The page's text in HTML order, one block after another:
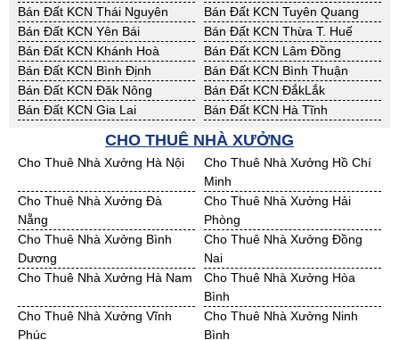
Bán Đất KCN Thái Nguyên
Bán Đất KCN Tuyên Quang
Bán Đất KCN Yên Bái
Bán Đất KCN Thừa T. Huế
Bán Đất KCN Khánh Hoà
Bán Đất KCN Lâm Đồng
Bán Đất KCN Bình Định
Bán Đất KCN Bình Thuận
Bán Đất KCN Đăk Nông
Bán Đất KCN ĐắkLắk
Bán Đất KCN Gia Lai
Bán Đất KCN Hà Tĩnh
Bán Đất KCN Nghệ An
Bán Đất KCN Ninh Thuận
Bán Đất KCN Phú Yên
Bán Đất KCN Quảng Bình
Bán Đất KCN Quảng Nam
Bán Đất KCN Quảng Ngãi
Bán Đất KCN Bà Rịa - VT
Bán Đất KCN Cần Thơ
Bán Đất KCN An Giang
Bán Đất KCN Bạc Liêu
Bán Đất KCN Bến Tre
Bán Đất KCN Bình Phước
Bán Đất KCN Cà Mau
Bán Đất KCN Đồng Tháp
Bán Đất KCN Hậu Giang
Bán Đất KCN Kiên Giang
Bán Đất KCN Long An
Bán Đất KCN Sóc Trăng
Bán Đất KCN Tây Ninh
Bán Đất KCN Tiền Giang
Bán Đất KCN Trà Vinh
CHO THUÊ NHÀ XƯỞNG
Cho Thuê Nhà Xưởng Hà Nội
Cho Thuê Nhà Xưởng Hồ Chí
Minh
Cho Thuê Nhà Xưởng Đà
Nẵng
Cho Thuê Nhà Xưởng Hải
Phòng
Cho Thuê Nhà Xưởng Bình
Dương
Cho Thuê Nhà Xưởng Đồng
Nai
Cho Thuê Nhà Xưởng Hà Nam
Cho Thuê Nhà Xưởng Hòa
Bình
Cho Thuê Nhà Xưởng Vĩnh
Phúc
Cho Thuê Nhà Xưởng Ninh
Bình